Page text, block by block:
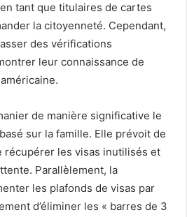
tant que titulaires de cartes
la citoyenneté. Cependant,
des vérifications
leur connaissance de
de manière significative le
sur la famille. Elle prévoit de
récupérer les visas inutilisés et
Parallèlement, la
les plafonds de visas par
d’éliminer les « barres de 3